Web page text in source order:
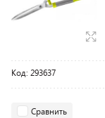
Код: 293637
Сравнить